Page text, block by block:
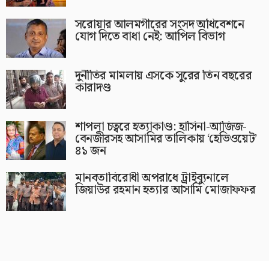
সরোয়ার আলমগীরের সংসদ অধিবেশনে
যোগ দিতে বাধা নেই: আপিল বিভাগ
দুর্নীতির মামলায় এসকে সুরের তিন বছরের
কারাদণ্ড
শাপলা চত্বরে হত্যাকাণ্ড: হাসিনা-আজিজ-
বেনজীরসহ আসামির তালিকায় ‘হেভিওয়েট’
৪১ জন
মানবতাবিরোধী অপরাধে ট্রাইব্যুনালে
জিয়াউর রহমান হত্যার আসামি মোজাফফর